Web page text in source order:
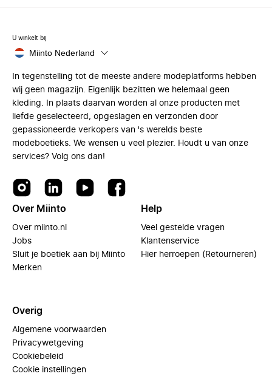
U winkelt bij
Miinto Nederland
In tegenstelling tot de meeste andere modeplatforms hebben
wij geen magazijn. Eigenlijk bezitten we helemaal geen
kleding. In plaats daarvan worden al onze producten met
liefde geselecteerd, opgeslagen en verzonden door
gepassioneerde verkopers van 's werelds beste
modeboetieks. We wensen u veel plezier. Houdt u van onze
services? Volg ons dan!
Over Miinto
Over miinto.nl
Jobs
Sluit je boetiek aan bij Miinto
Merken
Help
Veel gestelde vragen
Klantenservice
Hier herroepen (Retourneren)
Overig
Algemene voorwaarden
Privacywetgeving
Cookiebeleid
Cookie instellingen